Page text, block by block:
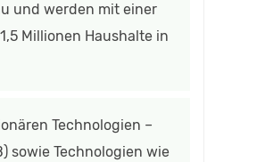
und werden mit einer
Millionen Haushalte in
Technologien –
sowie Technologien wie